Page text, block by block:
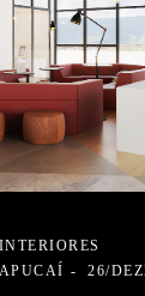
INTERIORES
26/